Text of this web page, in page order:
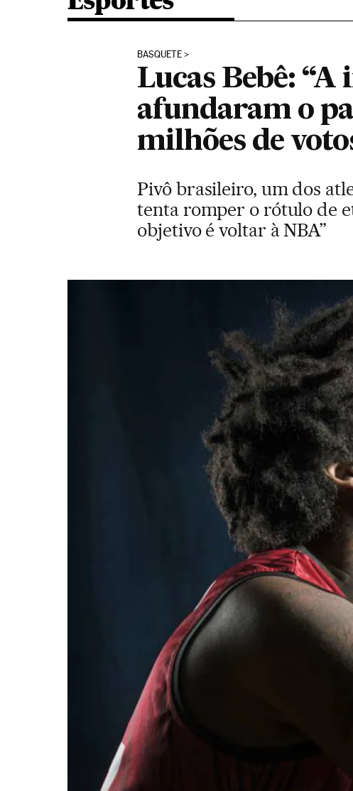
BASQUETE
Lucas Bebê:
afundaram o
milhões de
Pivô brasileiro, um dos
tenta romper o rótulo de
objetivo é voltar à NBA”